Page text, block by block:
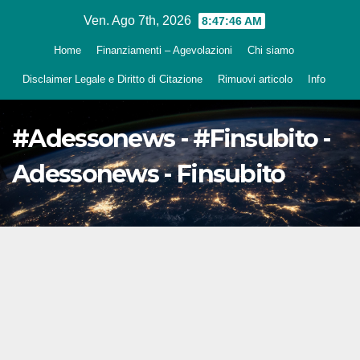
Ven. Ago 7th, 2026 8:47:47 AM
Home Finanziamenti – Agevolazioni Chi siamo
Disclaimer Legale e Diritto di Citazione Rimuovi articolo Info
#Adessonews - #Finsubito -
Adessonews - Finsubito